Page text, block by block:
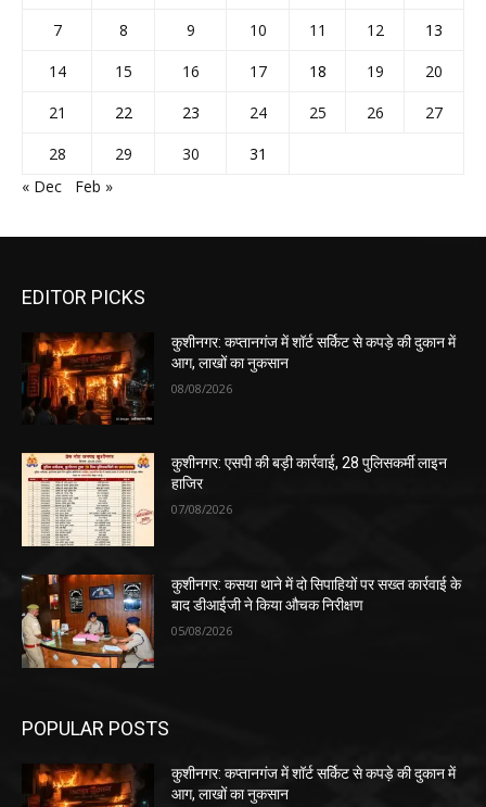
7
8 9 10 11 12
13
14
15 16 17 18 19
20
21
22 23 24 25 26
27
28
29 30
31
« Dec
Feb »
EDITOR PICKS
कुशीनगर: कप्तानगंज में शॉर्ट सर्किट से कपड़े की दुकान में
आग, लाखों का नुकसान
08/08/2026
कुशीनगर: एसपी की बड़ी कार्रवाई, 28 पुलिसकर्मी लाइन
हाजिर
07/08/2026
कुशीनगर: कसया थाने में दो सिपाहियों पर सख्त कार्रवाई के
बाद डीआईजी ने किया औचक निरीक्षण
05/08/2026
POPULAR POSTS
कुशीनगर: कप्तानगंज में शॉर्ट सर्किट से कपड़े की दुकान में
आग, लाखों का नुकसान